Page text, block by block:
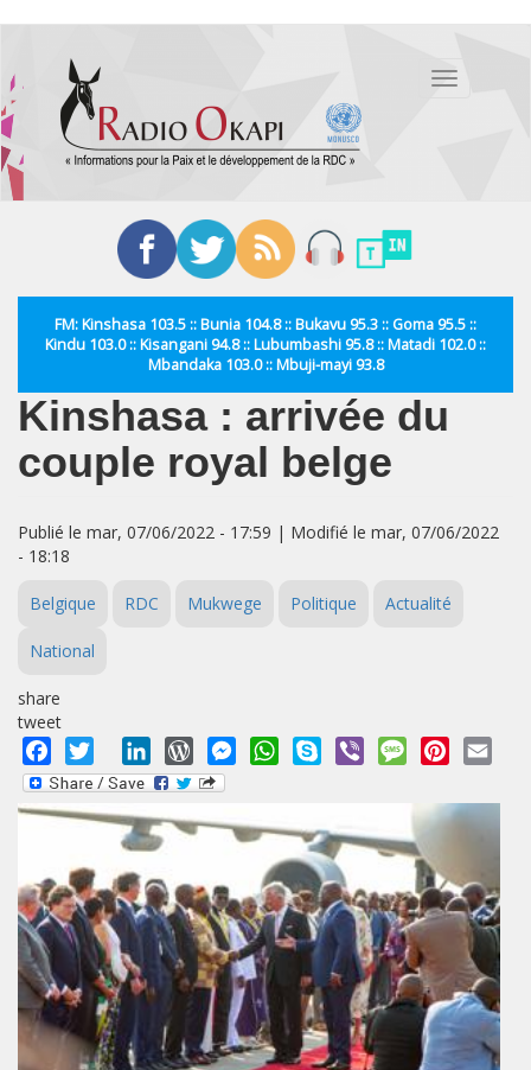
contenu
principal
Toggle
FM: Kinshasa 103.5 :: Bunia 104.8 :: Bukavu 95.3 :: Goma 95.5 ::
Kindu 103.0 :: Kisangani 94.8 :: Lubumbashi 95.8 :: Matadi 102.0 ::
Mbandaka 103.0 :: Mbuji-mayi 93.8
Kinshasa : arrivée du
couple royal belge
Publié le mar, 07/06/2022 - 17:59 | Modifié le mar, 07/06/2022
- 18:18
Belgique RDC Mukwege Politique Actualité
National
share
tweet
Facebook
Twitter LinkedInWordPressMessengerWhatsApp
Skype Viber MessagePinterest